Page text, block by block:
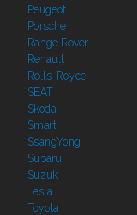
Peugeot
Porsche
Range Rover
Renault
Rolls-Royce
SEAT
Skoda
Smart
SsangYong
Subaru
Suzuki
Tesla
Toyota